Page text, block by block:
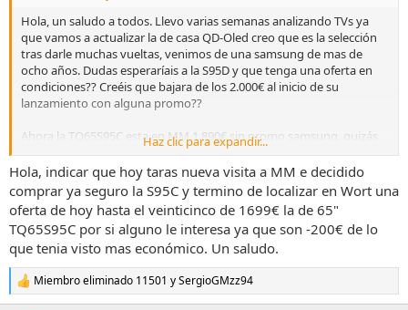
Samsung S90C Failure
byu/Creepy_Advantage5021inOLED
Hola, un saludo a todos. Llevo varias semanas analizando TVs ya
que vamos a actualizar la de casa QD-Oled creo que es la selección
tras darle muchas vueltas, venimos de una samsung de mas de
ocho años. Dudas esperaríais a la S95D y que tenga una oferta en
condiciones?? Creéis que bajara de los 2.000€ al inicio de su
lanzamiento con alguna promo??
Ahora la TQ65S95C esta en MM 1.890€ sin promo samsung, quizás
en marzo pueda encontrarla a un precio inferior en otros comercios
o con campaña samsung?? Nadie tiene la bolita mágica pero quizás
por vuestra experiencia y seguimiento de esta marca me podéis
guiar mejor, la inversión es importante y no quiero equivocarme.
gracias de ante mano. Un saludo.
Haz clic para expandir...
Hola, indicar que hoy taras nueva visita a MM e decidido
comprar ya seguro la S95C y termino de localizar en Wort una
oferta de hoy hasta el veinticinco de 1699€ la de 65"
TQ65S95C por si alguno le interesa ya que son -200€ de lo
que tenia visto mas económico. Un saludo.
R
e
Miembro eliminado 11501 ySergioGMzz94